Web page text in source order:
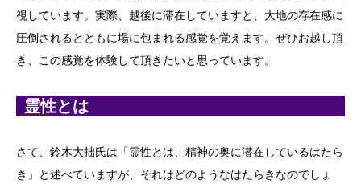
視しています。実際、越後に滞在していますと、大地の存在感に
圧倒されるとともに場に包まれる感覚を覚えます。ぜひお越し頂
き、この感覚を体験して頂きたいと思っています。
霊性とは
さて、鈴木大拙氏は「霊性とは、精神の奥に潜在しているはたら
き」と述べていますが、それはどのようなはたらきなのでしょ